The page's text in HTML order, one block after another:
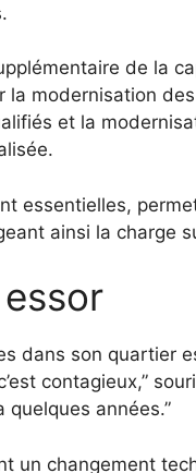
de la
la modernisation des
et la
essentielles,
ainsi la charge
dans son quartier
contagieux,”
quelques années.”
un changement